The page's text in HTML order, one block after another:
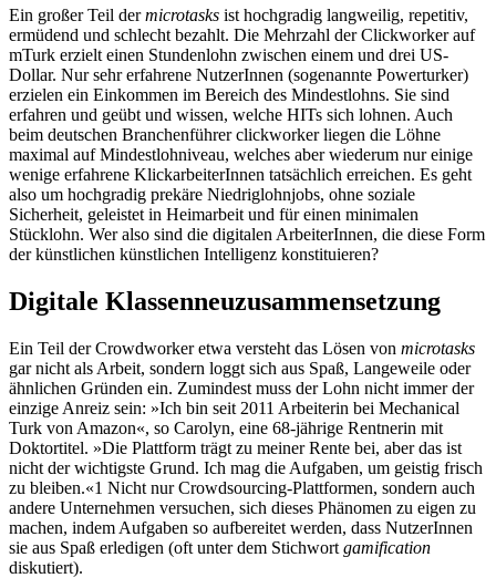
Ein großer Teil dermicrotasks ist hochgradig langweilig, repetitiv,
ermüdend und schlecht bezahlt. Die Mehrzahl der Clickworker auf
mTurk erzielt einen Stundenlohn zwischen einem und drei US-
Dollar. Nur sehr erfahrene NutzerInnen (sogenannte Powerturker)
erzielen ein Einkommen im Bereich des Mindestlohns. Sie sind
erfahren und geübt und wissen, welche HITs sich lohnen. Auch
beim deutschen Branchenführer clickworker liegen die Löhne
maximal auf Mindestlohniveau, welches aber wiederum nur einige
wenige erfahrene KlickarbeiterInnen tatsächlich erreichen. Es geht
also um hochgradig prekäre Niedriglohnjobs, ohne soziale
Sicherheit, geleistet in Heimarbeit und für einen minimalen
Stücklohn. Wer also sind die digitalen ArbeiterInnen, die diese Form
der künstlichen künstlichen Intelligenz konstituieren?
Digitale Klassenneuzusammensetzung
Ein Teil der Crowdworker etwa versteht das Lösen von microtasks
gar nicht als Arbeit, sondern loggt sich aus Spaß, Langeweile oder
ähnlichen Gründen ein. Zumindest muss der Lohn nicht immer der
einzige Anreiz sein: »Ich bin seit 2011 Arbeiterin bei Mechanical
Turk von Amazon«, so Carolyn, eine 68-jährige Rentnerin mit
Doktortitel. »Die Plattform trägt zu meiner Rente bei, aber das ist
nicht der wichtigste Grund. Ich mag die Aufgaben, um geistig frisch
zu bleiben.«1 Nicht nur Crowdsourcing-Plattformen, sondern auch
andere Unternehmen versuchen, sich dieses Phänomen zu eigen zu
machen, indem Aufgaben so aufbereitet werden, dass NutzerInnen
sie aus Spaß erledigen (oft unter dem Stichwort gamification
diskutiert).